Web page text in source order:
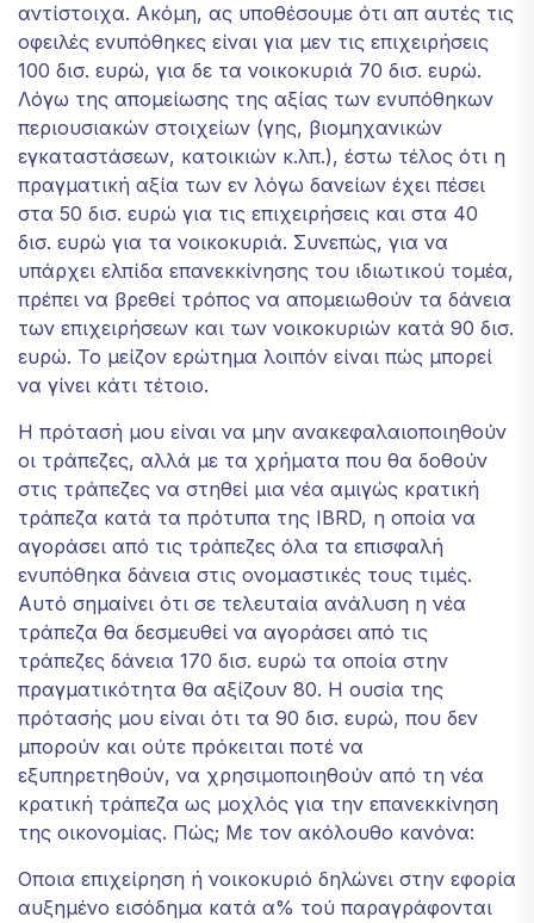
αντίστοιχα. Ακόμη, ας υποθέσουμε ότι απ αυτές τις
οφειλές ενυπόθηκες είναι για μεν τις επιχειρήσεις
100 δισ. ευρώ, για δε τα νοικοκυριά 70 δισ. ευρώ.
Λόγω της απομείωσης της αξίας των ενυπόθηκων
περιουσιακών στοιχείων (γης, βιομηχανικών
εγκαταστάσεων, κατοικιών κ.λπ.), έστω τέλος ότι η
πραγματική αξία των εν λόγω δανείων έχει πέσει
στα 50 δισ. ευρώ για τις επιχειρήσεις και στα 40
δισ. ευρώ για τα νοικοκυριά. Συνεπώς, για να
υπάρχει ελπίδα επανεκκίνησης του ιδιωτικού τομέα,
πρέπει να βρεθεί τρόπος να απομειωθούν τα δάνεια
των επιχειρήσεων και των νοικοκυριών κατά 90 δισ.
ευρώ. Το μείζον ερώτημα λοιπόν είναι πώς μπορεί
να γίνει κάτι τέτοιο.
Η πρότασή μου είναι να μην ανακεφαλαιοποιηθούν
οι τράπεζες, αλλά με τα χρήματα που θα δοθούν
στις τράπεζες να στηθεί μια νέα αμιγώς κρατική
τράπεζα κατά τα πρότυπα της IBRD, η οποία να
αγοράσει από τις τράπεζες όλα τα επισφαλή
ενυπόθηκα δάνεια στις ονομαστικές τους τιμές.
Αυτό σημαίνει ότι σε τελευταία ανάλυση η νέα
τράπεζα θα δεσμευθεί να αγοράσει από τις
τράπεζες δάνεια 170 δισ. ευρώ τα οποία στην
πραγματικότητα θα αξίζουν 80. Η ουσία της
πρότασής μου είναι ότι τα 90 δισ. ευρώ, που δεν
μπορούν και ούτε πρόκειται ποτέ να
εξυπηρετηθούν, να χρησιμοποιηθούν από τη νέα
κρατική τράπεζα ως μοχλός για την επανεκκίνηση
της οικονομίας. Πώς; Με τον ακόλουθο κανόνα:
Οποια επιχείρηση ή νοικοκυριό δηλώνει στην εφορία
αυξημένο εισόδημα κατά α% τού παραγράφονται